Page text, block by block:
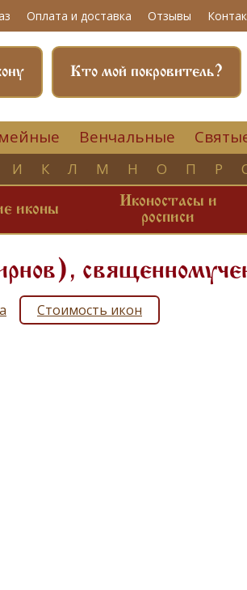
Оплата и доставка Отзывы
Кто мой покровитель?
Венчальные
И К Л М Н О П Р
иконы
Иконостасы и
росписи
Стоимость икон